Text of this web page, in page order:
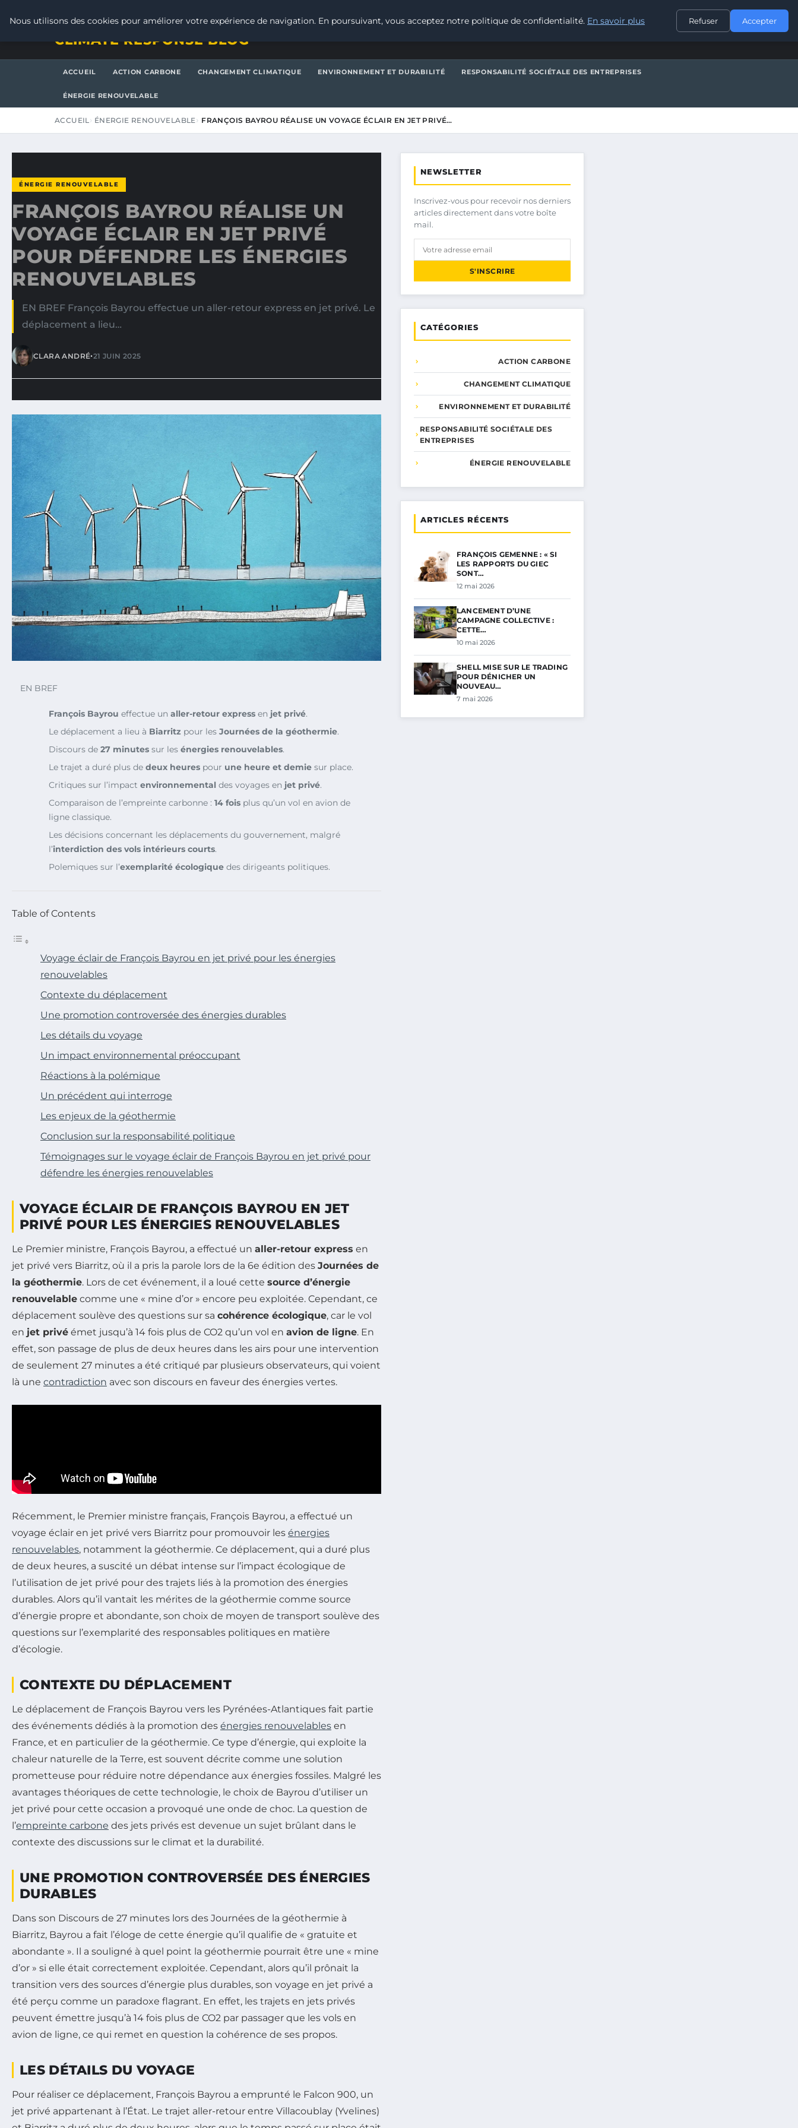
CONTACT
CLIMATE RESPONSE BLOG
ACCUEIL ACTION CARBONE CHANGEMENT CLIMATIQUE ENVIRONNEMENT ET DURABILITÉ RESPONSABILITÉ SOCIÉTALE DES ENTREPRISES
ÉNERGIE RENOUVELABLE
ACCUEIL ÉNERGIE RENOUVELABLE FRANÇOIS BAYROU RÉALISE UN VOYAGE ÉCLAIR EN JET PRIVÉ…
ÉNERGIE RENOUVELABLE
FRANÇOIS BAYROU RÉALISE UN
VOYAGE ÉCLAIR EN JET PRIVÉ
POUR DÉFENDRE LES ÉNERGIES
RENOUVELABLES
EN BREF François Bayrou effectue un aller-retour express en jet privé. Le
déplacement a lieu…
CLARA ANDRÉ•21 JUIN 2025
EN BREF
François Bayrou effectue un aller-retour express en jet privé.
Le déplacement a lieu à Biarritz pour les Journées de la géothermie.
Discours de 27 minutes sur les énergies renouvelables.
Le trajet a duré plus de deux heures pour une heure et demie sur place.
Critiques sur l’impact environnemental des voyages en jet privé.
Comparaison de l’empreinte carbonne : 14 fois plus qu’un vol en avion de
ligne classique.
Les décisions concernant les déplacements du gouvernement, malgré
l’interdiction des vols intérieurs courts.
Polemiques sur l’exemplarité écologique des dirigeants politiques.
Table of Contents
Voyage éclair de François Bayrou en jet privé pour les énergies
renouvelables
Contexte du déplacement
Une promotion controversée des énergies durables
Les détails du voyage
Un impact environnemental préoccupant
Réactions à la polémique
Un précédent qui interroge
Les enjeux de la géothermie
Conclusion sur la responsabilité politique
Témoignages sur le voyage éclair de François Bayrou en jet privé pour
défendre les énergies renouvelables
VOYAGE ÉCLAIR DE FRANÇOIS BAYROU EN JET
PRIVÉ POUR LES ÉNERGIES RENOUVELABLES
Le Premier ministre, François Bayrou, a effectué un aller-retour express en
jet privé vers Biarritz, où il a pris la parole lors de la 6e édition des Journées de
la géothermie. Lors de cet événement, il a loué cette source d’énergie
renouvelable comme une « mine d’or » encore peu exploitée. Cependant, ce
déplacement soulève des questions sur sa cohérence écologique, car le vol
en jet privé émet jusqu’à 14 fois plus de CO2 qu’un vol en avion de ligne. En
effet, son passage de plus de deux heures dans les airs pour une intervention
de seulement 27 minutes a été critiqué par plusieurs observateurs, qui voient
là une contradiction avec son discours en faveur des énergies vertes.
Récemment, le Premier ministre français, François Bayrou, a effectué un
voyage éclair en jet privé vers Biarritz pour promouvoir les énergies
renouvelables, notamment la géothermie. Ce déplacement, qui a duré plus
de deux heures, a suscité un débat intense sur l’impact écologique de
l’utilisation de jet privé pour des trajets liés à la promotion des énergies
durables. Alors qu’il vantait les mérites de la géothermie comme source
d’énergie propre et abondante, son choix de moyen de transport soulève des
questions sur l’exemplarité des responsables politiques en matière
d’écologie.
CONTEXTE DU DÉPLACEMENT
Le déplacement de François Bayrou vers les Pyrénées-Atlantiques fait partie
des événements dédiés à la promotion des énergies renouvelables en
France, et en particulier de la géothermie. Ce type d’énergie, qui exploite la
chaleur naturelle de la Terre, est souvent décrite comme une solution
prometteuse pour réduire notre dépendance aux énergies fossiles. Malgré les
avantages théoriques de cette technologie, le choix de Bayrou d’utiliser un
jet privé pour cette occasion a provoqué une onde de choc. La question de
l’empreinte carbone des jets privés est devenue un sujet brûlant dans le
contexte des discussions sur le climat et la durabilité.
UNE PROMOTION CONTROVERSÉE DES ÉNERGIES
DURABLES
Dans son Discours de 27 minutes lors des Journées de la géothermie à
Biarritz, Bayrou a fait l’éloge de cette énergie qu’il qualifie de « gratuite et
abondante ». Il a souligné à quel point la géothermie pourrait être une « mine
d’or » si elle était correctement exploitée. Cependant, alors qu’il prônait la
transition vers des sources d’énergie plus durables, son voyage en jet privé a
été perçu comme un paradoxe flagrant. En effet, les trajets en jets privés
peuvent émettre jusqu’à 14 fois plus de CO2 par passager que les vols en
avion de ligne, ce qui remet en question la cohérence de ses propos.
LES DÉTAILS DU VOYAGE
Pour réaliser ce déplacement, François Bayrou a emprunté le Falcon 900, un
jet privé appartenant à l’État. Le trajet aller-retour entre Villacoublay (Yvelines)
NEWSLETTER
Inscrivez-vous pour recevoir nos derniers
articles directement dans votre boîte
mail.
S'INSCRIRE
CATÉGORIES
ACTION CARBONE
CHANGEMENT CLIMATIQUE
ENVIRONNEMENT ET DURABILITÉ
RESPONSABILITÉ SOCIÉTALE DES
ENTREPRISES
ÉNERGIE RENOUVELABLE
ARTICLES RÉCENTS
FRANÇOIS GEMENNE : « SI
LES RAPPORTS DU GIEC
SONT…
12 mai 2026
LANCEMENT D’UNE
CAMPAGNE COLLECTIVE :
CETTE…
10 mai 2026
SHELL MISE SUR LE TRADING
POUR DÉNICHER UN
NOUVEAU…
7 mai 2026
Nous utilisons des cookies pour améliorer votre expérience de navigation. En poursuivant, vous acceptez notre politique de confidentialité. En savoir plus Refuser Accepter